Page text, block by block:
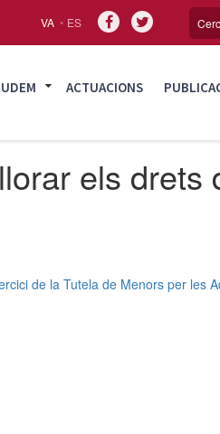
VA ES
ACTUACIONS
els drets
de la Tutela de Menors per les